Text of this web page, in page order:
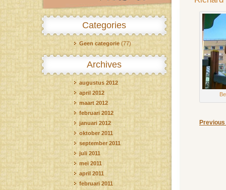
Categories
Geen categorie (77)
Archives
augustus 2012
april 2012
maart 2012
februari 2012
januari 2012
oktober 2011
september 2011
juli 2011
mei 2011
april 2011
februari 2011